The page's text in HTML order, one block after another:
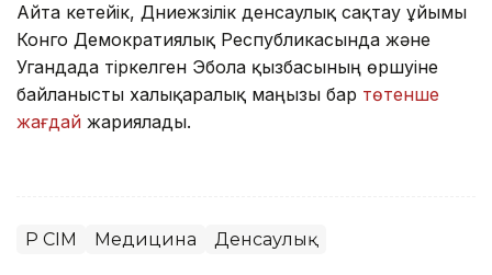
Айта кетейік, Дүниежүзілік денсаулық сақтау ұйымы
Конго Демократиялық Республикасында және
Угандада тіркелген Эбола қызбасының өршуіне
байланысты халықаралық маңызы бар төтенше
жағдай жариялады.
ҚР СІМ Медицина Денсаулық